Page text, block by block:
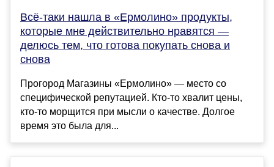
Всё-таки нашла в «Ермолино» продукты,
которые мне действительно нравятся —
делюсь тем, что готова покупать снова и
снова
Прогород Магазины «Ермолино» — место со
специфической репутацией. Кто-то хвалит цены,
кто-то морщится при мысли о качестве. Долгое
время это была для...